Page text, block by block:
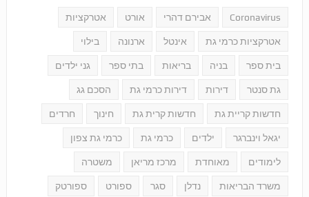
Coronavirus אבירם דהרי אורט אטרקציות
אטרקציות כרמי גת אינטל ארנונה בילוי
בית ספר בניה בריאות בתי ספר גני ילדים
גת סנטר דירות דירות כרמי גת הסכם גג
חדשות קריית גת חדשות קרית גת חינוך חרדים
יגאל וינברגר ילדים כרמי גת כרמי גת צפון
לימודים מאוחדת מרכז מריאן משטרה
משרד הבריאות נדלן סגר ספורט ספורטק